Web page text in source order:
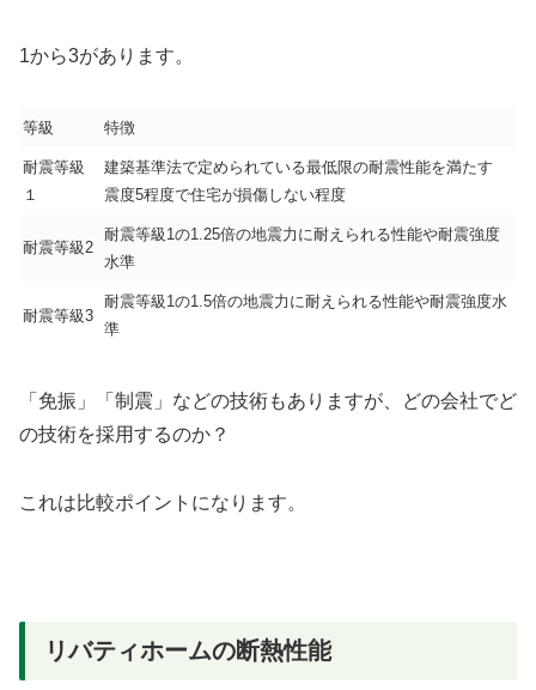
1から3があります。
等級 特徴
耐震等級
１
建築基準法で定められている最低限の耐震性能を満たす
震度5程度で住宅が損傷しない程度
耐震等級2
耐震等級1の1.25倍の地震力に耐えられる性能や耐震強度
水準
耐震等級3
耐震等級1の1.5倍の地震力に耐えられる性能や耐震強度水
準
「免振」「制震」などの技術もありますが、どの会社でど
の技術を採用するのか？
これは比較ポイントになります。
リバティホームの断熱性能